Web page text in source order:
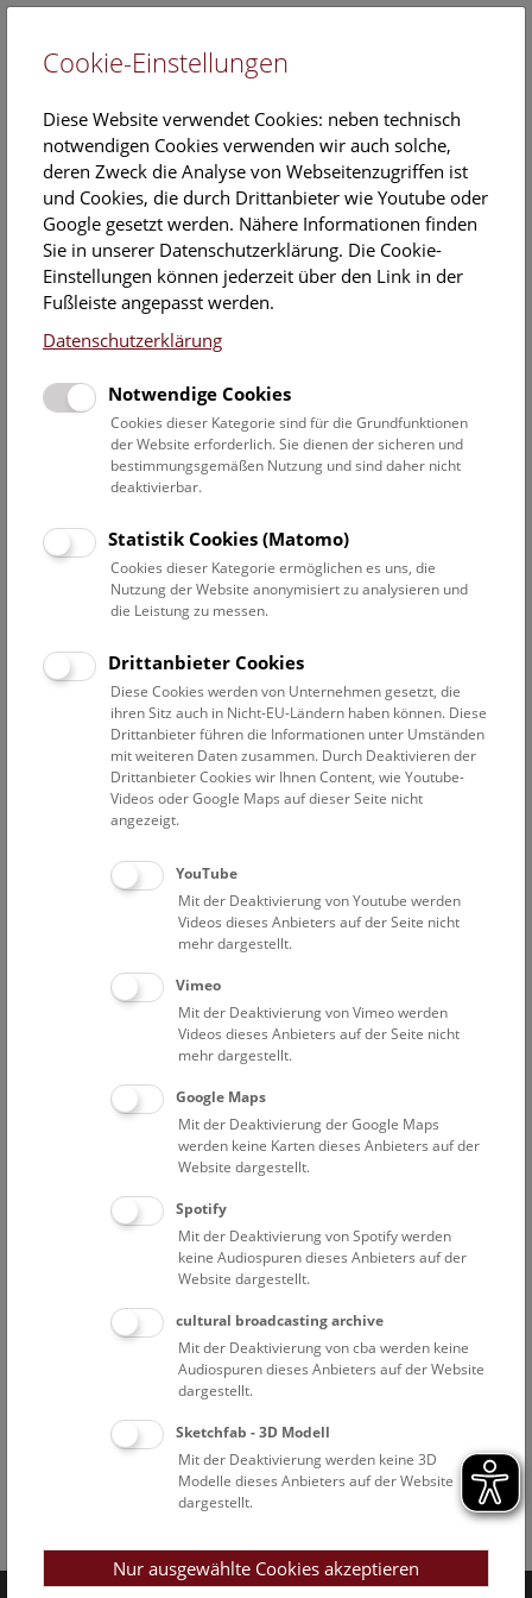
EN
Veranstaltungskalender
Informationen zu Gruppen,- Kindergarten- und
Schulprogrammen finden Siehier
Datumsfilter
27.5.2024
Datum auswählen
Erweiterte Suche
Filter zurücksetzen
27. Mai 2024
Bisher keine Ergebnisse. Dienstags ist das NHM Wien
in der Regel geschlossen. Ausnahmen finden sie
Eine Nacht im Museum
Cookie-Einstellungen
Diese Website verwendet Cookies: neben technisch
notwendigen Cookies verwenden wir auch solche,
deren Zweck die Analyse von Webseitenzugriffen ist
und Cookies, die durch Drittanbieter wie Youtube oder
Google gesetzt werden. Nähere Informationen finden
Sie in unserer Datenschutzerklärung. Die Cookie-
Einstellungen können jederzeit über den Link in der
Fußleiste angepasst werden.
Datenschutzerklärung
Notwendige Cookies
Cookies dieser Kategorie sind für die Grundfunktionen
der Website erforderlich. Sie dienen der sicheren und
bestimmungsgemäßen Nutzung und sind daher nicht
deaktivierbar.
Statistik Cookies (Matomo)
Cookies dieser Kategorie ermöglichen es uns, die
Nutzung der Website anonymisiert zu analysieren und
die Leistung zu messen.
Drittanbieter Cookies
Diese Cookies werden von Unternehmen gesetzt, die
ihren Sitz auch in Nicht-EU-Ländern haben können. Diese
Drittanbieter führen die Informationen unter Umständen
mit weiteren Daten zusammen. Durch Deaktivieren der
Drittanbieter Cookies wir Ihnen Content, wie Youtube-
Videos oder Google Maps auf dieser Seite nicht
angezeigt.
YouTube
Mit der Deaktivierung von Youtube werden
Videos dieses Anbieters auf der Seite nicht
mehr dargestellt.
Vimeo
Mit der Deaktivierung von Vimeo werden
Videos dieses Anbieters auf der Seite nicht
mehr dargestellt.
Google Maps
Mit der Deaktivierung der Google Maps
werden keine Karten dieses Anbieters auf der
Website dargestellt.
Spotify
Mit der Deaktivierung von Spotify werden
keine Audiospuren dieses Anbieters auf der
Website dargestellt.
cultural broadcasting archive
Mit der Deaktivierung von cba werden keine
Audiospuren dieses Anbieters auf der Website
dargestellt.
Sketchfab - 3D Modell
Mit der Deaktivierung werden keine 3D
Modelle dieses Anbieters auf der Website
dargestellt.
Nur ausgewählte Cookies akzeptieren